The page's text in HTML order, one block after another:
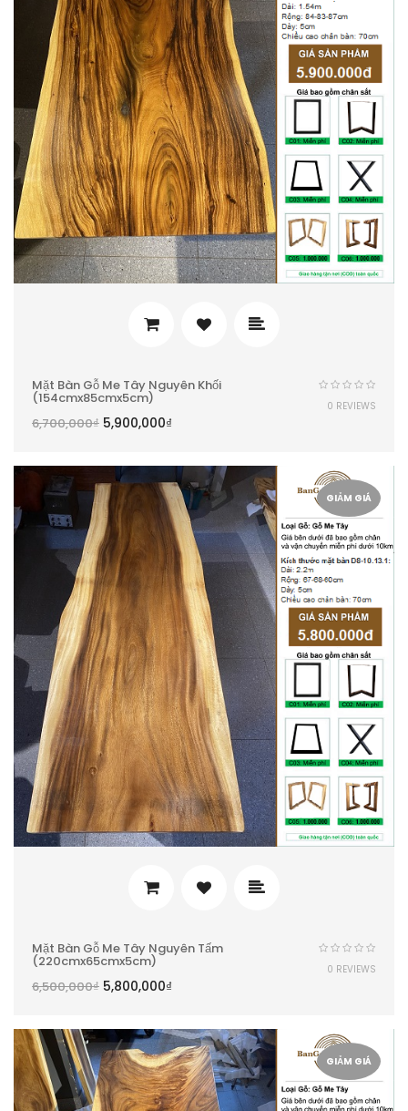
Mặt Bàn Gỗ Me Tây Nguyên Khối
(154cmx85cmx5cm)
6,700,000₫ 5,900,000₫
0 REVIEWS
GIẢM GIÁ
Mặt Bàn Gỗ Me Tây Nguyên Tấm
(220cmx65cmx5cm)
6,500,000₫ 5,800,000₫
0 REVIEWS
GIẢM GIÁ